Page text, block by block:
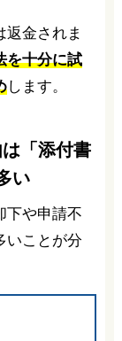
返金されま
を十分に試
します。
「添付書
い
下や申請不
いことが分